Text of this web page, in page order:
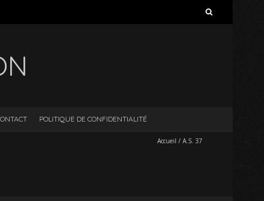
POLITIQUE DE CONFIDENTIALITÉ
Accueil /A.S. 37